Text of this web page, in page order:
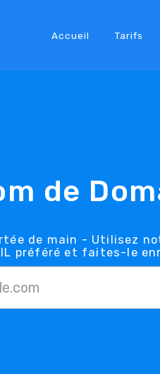
Accueil Tarifs
de
de main - Utilisez
préféré et faites-le